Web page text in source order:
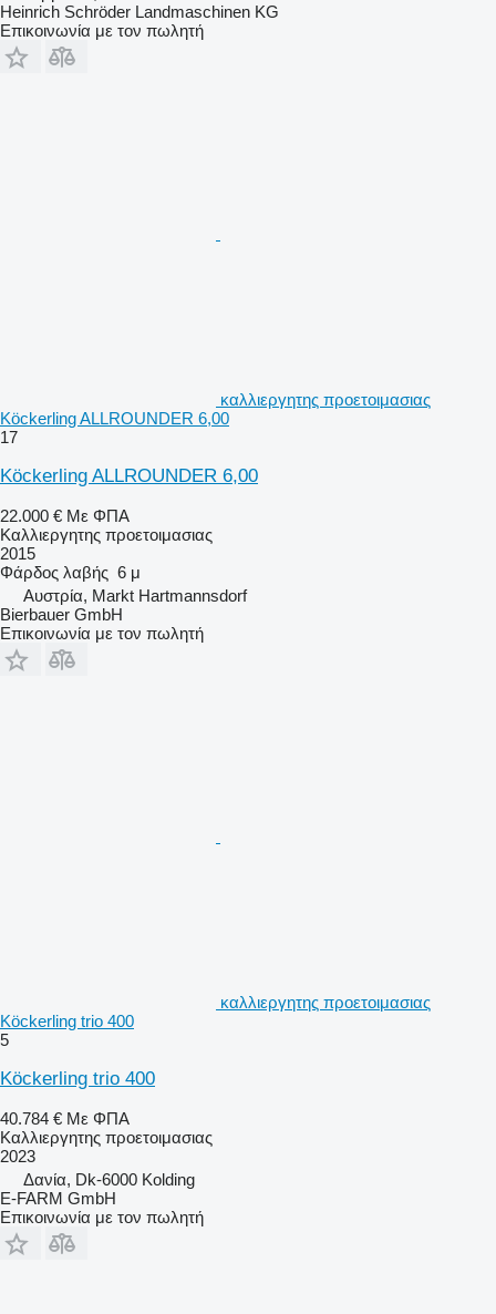
Heinrich Schröder Landmaschinen KG
Επικοινωνία με τον πωλητή
καλλιεργητης προετοιμασιας
Köckerling ALLROUNDER 6,00
17
Köckerling ALLROUNDER 6,00
22.000 € Με ΦΠΑ
Καλλιεργητης προετοιμασιας
2015
Φάρδος λαβής 6 μ
Αυστρία, Markt Hartmannsdorf
Bierbauer GmbH
Επικοινωνία με τον πωλητή
καλλιεργητης προετοιμασιας
Köckerling trio 400
5
Köckerling trio 400
40.784 € Με ΦΠΑ
Καλλιεργητης προετοιμασιας
2023
Δανία, Dk-6000 Kolding
E-FARM GmbH
Επικοινωνία με τον πωλητή